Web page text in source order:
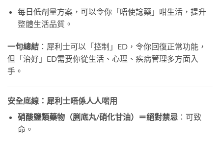
每日低劑量方案，可以令你「唔使諗藥」咁生活，提升
整體生活品質。
一句總結 ：犀利士可以「控制」ED，令你回復正常功能，
但「治好」ED需要你從生活、心理、疾病管理多方面入
手。
安全底線：犀利士唔係人人啱用
硝酸鹽類藥物（脷底丸/硝化甘油）＝絕對禁忌：可致
命。